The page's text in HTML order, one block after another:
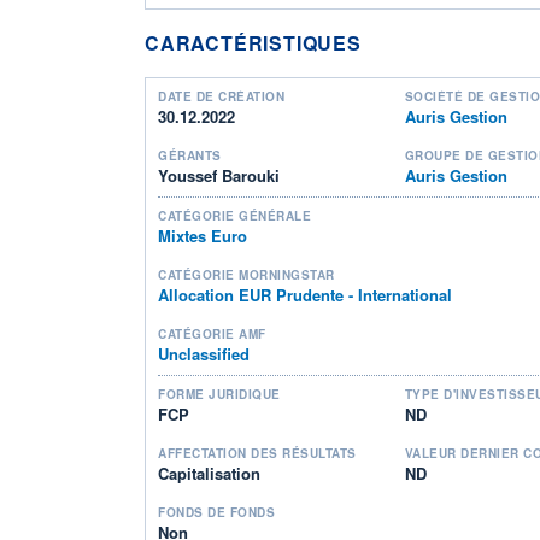
CARACTÉRISTIQUES
DATE DE CRÉATION
30.12.2022
SOCIÉTÉ DE
Auris Gestion
GÉRANTS
Youssef Barouki
GROUPE DE
Auris Gestion
CATÉGORIE GÉNÉRALE
Mixtes Euro
CATÉGORIE MORNINGSTAR
Allocation EUR Prudente - International
CATÉGORIE AMF
Unclassified
FORME JURIDIQUE
FCP
TYPE
ND
AFFECTATION DES RÉSULTATS
Capitalisation
VALEUR DERNIER
ND
FONDS DE FONDS
Non